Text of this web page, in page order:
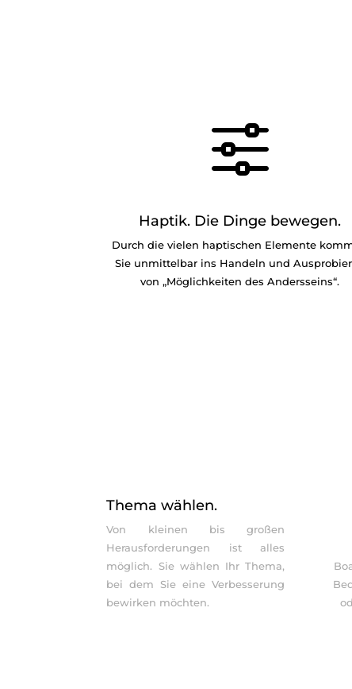
f
Haptik. Die Dinge bewegen.
Durch die vielen haptischen Elemente
Sie unmittelbar ins Handeln und
von „Möglichkeiten des Andersseins“.
Thema wählen.
Von kleinen bis großen
Herausforderungen ist alles
möglich. Sie wählen Ihr Thema,
bei dem Sie eine Verbesserung
bewirken möchten.